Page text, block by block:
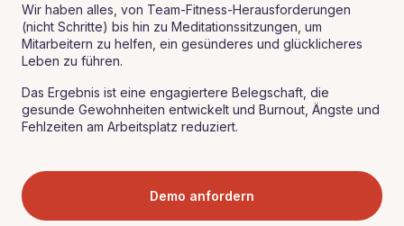
Wir haben alles, von Team-Fitness-Herausforderungen
(nicht Schritte) bis hin zu Meditationssitzungen, um
Mitarbeitern zu helfen, ein gesünderes und glücklicheres
Leben zu führen.
Das Ergebnis ist eine engagiertere Belegschaft, die
gesunde Gewohnheiten entwickelt und Burnout, Ängste und
Fehlzeiten am Arbeitsplatz reduziert.
Demo anfordern